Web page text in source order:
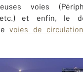
voies
et enfin, le
voies de